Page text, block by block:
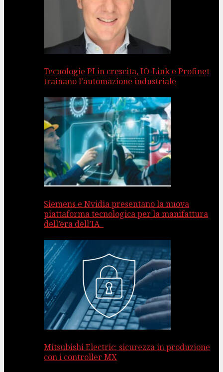
Tecnologie PI in crescita, IO-Link e Profinet
trainano l’automazione industriale
Siemens e Nvidia presentano la nuova
piattaforma tecnologica per la manifattura
dell’era dell’IA
Mitsubishi Electric: sicurezza in produzione
con i controller MX